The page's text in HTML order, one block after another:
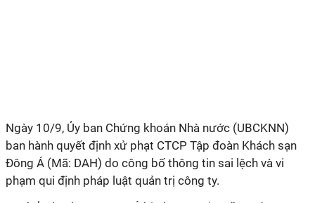
Ngày 10/9, Ủy ban Chứng khoán Nhà nước (UBCKNN)
ban hành quyết định xử phạt CTCP Tập đoàn Khách sạn
Đông Á (Mã: DAH) do công bố thông tin sai lệch và vi
phạm qui định pháp luật quản trị công ty.